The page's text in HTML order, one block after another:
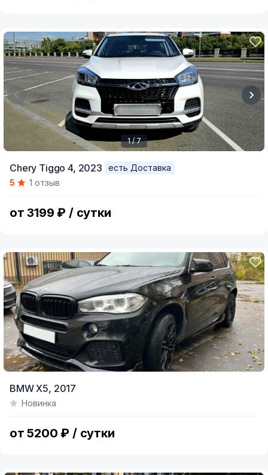
of
1 / 7
Chery Tiggo 4, 2023
есть Доставка
5
1 отзыв
от 3199 ₽ / сутки
BMW X5, 2017
Новинка
от 5200 ₽ / сутки